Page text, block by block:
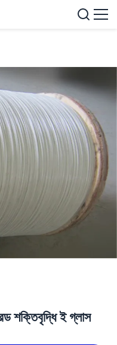
শক্তিবৃদ্ধি ই গ্লাস